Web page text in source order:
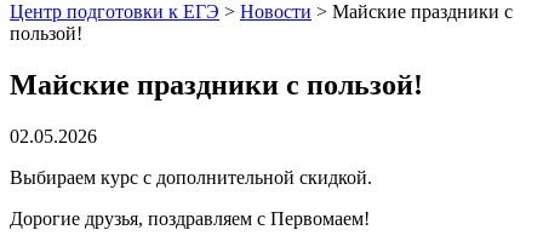
Центр подготовки к ЕГЭ > Новости > Майские праздники с
пользой!
Майские праздники с пользой!
02.05.2026
Выбираем курс с дополнительной скидкой.
Дорогие друзья, поздравляем с Первомаем!